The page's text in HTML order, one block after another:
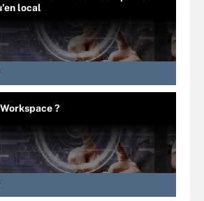
local
?